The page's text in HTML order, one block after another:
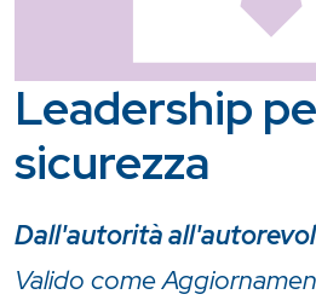
Leadership
sicurezza
Dall'autorità
Valido come